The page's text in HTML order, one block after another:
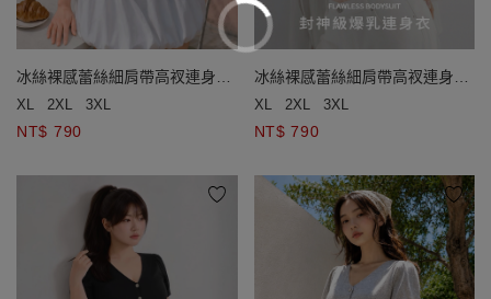
冰絲裸感蕾絲細肩帶高衩連身衣
(附胸墊)
XL 2XL 3XL
NT$ 790
冰絲裸感蕾絲細肩帶高衩連身衣
(附胸墊)
XL 2XL 3XL
NT$ 790